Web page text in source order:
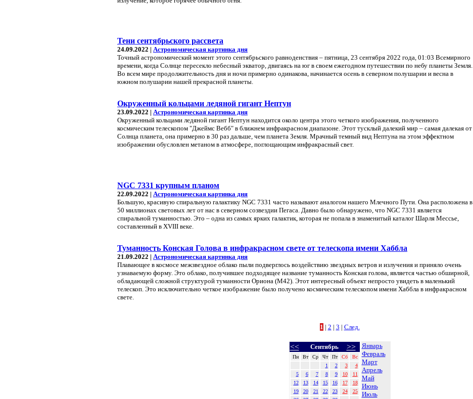
Тени сентябрьского рассвета
24.09.2022 | Астрономическая картинка дня
Точный астрономический момент этого сентябрьского равноденствия – пятница, 23 сентября 2022 года, 01:03 Всемирного
времени, когда Солнце пересекло небесный экватор, двигаясь на юг в своем ежегодном путешествии по небу планеты Земля.
Во всем мире продолжительность дня и ночи примерно одинакова, начинается осень в северном полушарии и весна в
южном полушарии нашей прекрасной планеты.
Окруженный кольцами ледяной гигант Нептун
23.09.2022 | Астрономическая картинка дня
Окруженный кольцами ледяной гигант Нептун находится около центра этого четкого изображения, полученного
космическим телескопом "Джеймс Вебб" в ближнем инфракрасном диапазоне. Этот тусклый далекий мир – самая далекая от
Солнца планета, она примерно в 30 раз дальше, чем планета Земля. Мрачный темный вид Нептуна на этом эффектном
изображении обусловлен метаном в атмосфере, поглощающим инфракрасный свет.
NGC 7331 крупным планом
22.09.2022 | Астрономическая картинка дня
Большую, красивую спиральную галактику NGC 7331 часто называют аналогом нашего Млечного Пути. Она расположена в
50 миллионах световых лет от нас в северном созвездии Пегаса. Давно было обнаружено, что NGC 7331 является
спиральной туманностью. Это – одна из самых ярких галактик, которая не попала в знаменитый каталог Шарля Мессье,
составленный в XVIII веке.
Туманность Конская Голова в инфракрасном свете от телескопа имени Хаббла
21.09.2022 | Астрономическая картинка дня
Плавающее в космосе межзвездное облако пыли подверглось воздействию звездных ветров и излучения и приняло очень
узнаваемую форму. Это облако, получившее подходящее название туманность Конская голова, является частью обширной,
обладающей сложной структурой туманности Ориона (M42). Этот интересный объект непросто увидеть в маленький
телескоп. Это исключительно четкое изображение было получено космическим телескопом имени Хаббла в инфракрасном
свете.
1 | 2 | 3 | След.
<< Сентябрь >>
Пн Вт Ср Чт Пт Сб
Вс
1
2 3
4
5
6 7 8 9 10
11
12
13 14 15 16 17
18
19
20 21 22 23 24
25
Январь
Февраль
Март
Апрель
Май
Июнь
Июль